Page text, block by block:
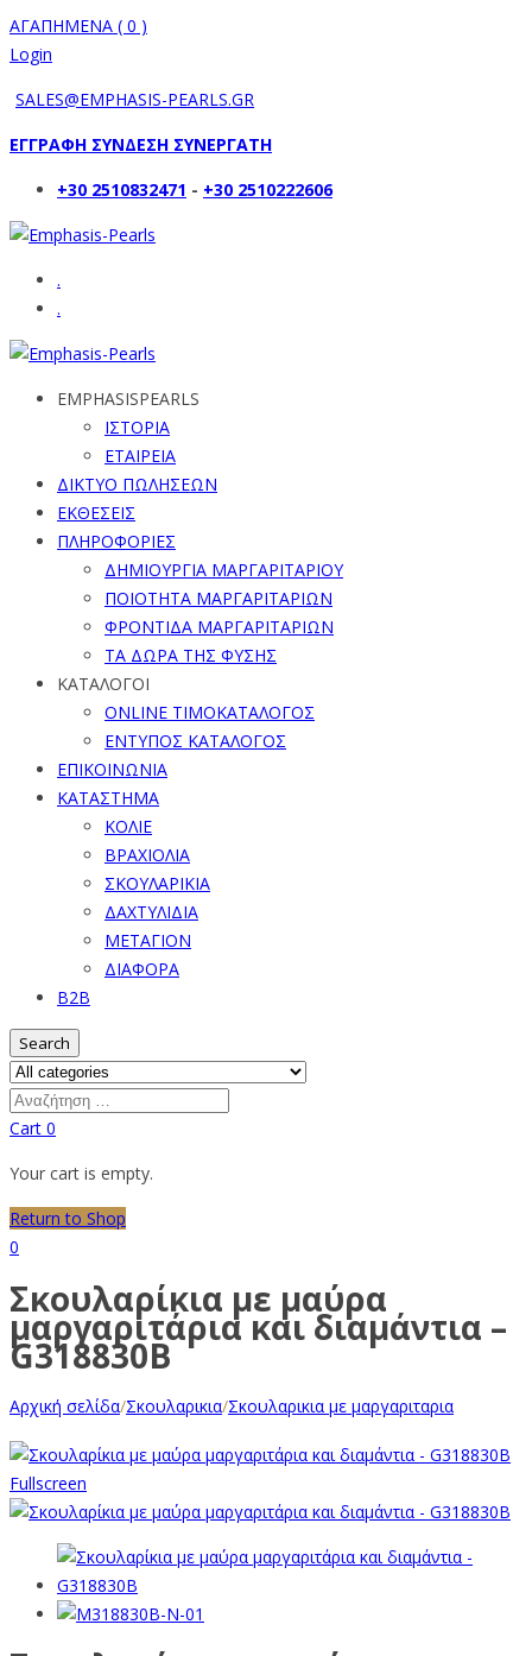
ΑΓΑΠΗΜΕΝΑ ( 0 )
Login
SALES@EMPHASIS-PEARLS.GR
ΕΓΓΡΑΦΗ ΣΥΝΔΕΣΗ ΣΥΝΕΡΓΑΤΗ
+30 2510832471 - +30 2510222606
.
.
EMPHASISPEARLS
ΙΣΤΟΡΙΑ
ΕΤΑΙΡΕΙΑ
ΔΙΚΤΥΟ ΠΩΛΗΣΕΩΝ
ΕΚΘΕΣΕΙΣ
ΠΛΗΡΟΦΟΡΙΕΣ
ΔΗΜΙΟΥΡΓΙΑ ΜΑΡΓΑΡΙΤΑΡΙΟΥ
ΠΟΙΟΤΗΤΑ ΜΑΡΓΑΡΙΤΑΡΙΩΝ
ΦΡΟΝΤΙΔΑ ΜΑΡΓΑΡΙΤΑΡΙΩΝ
ΤΑ ΔΩΡΑ ΤΗΣ ΦΥΣΗΣ
ΚΑΤΑΛΟΓΟΙ
ONLINE ΤΙΜΟΚΑΤΑΛΟΓΟΣ
ΕΝΤΥΠΟΣ ΚΑΤΑΛΟΓΟΣ
ΕΠΙΚΟΙΝΩΝΙΑ
ΚΑΤΑΣΤΗΜΑ
ΚΟΛΙΕ
ΒΡΑΧΙΟΛΙΑ
ΣΚΟΥΛΑΡΙΚΙΑ
ΔΑΧΤΥΛΙΔΙΑ
ΜΕΤΑΓΙΟΝ
ΔΙΑΦΟΡΑ
B2B
Search
Cart 0
Your cart is empty.
Return to Shop
0
Σκουλαρίκια με μαύρα
μαργαριτάρια και διαμάντια –
G318830B
Αρχική σελίδα/Σκουλαρικια/Σκουλαρικια με μαργαριταρια
Fullscreen